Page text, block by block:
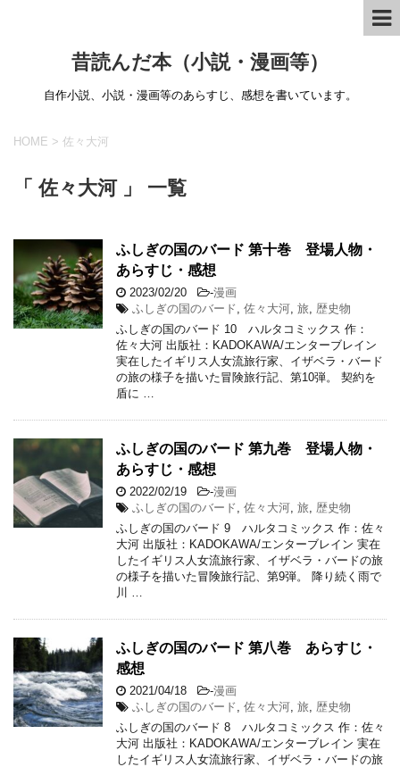
昔読んだ本（小説・漫画等）
自作小説、小説・漫画等のあらすじ、感想を書いています。
HOME > 佐々大河
「 佐々大河 」 一覧
ふしぎの国のバード 第十巻 登場人物・
あらすじ・感想
2023/02/20 -漫画
ふしぎの国のバード 佐々大河 旅 歴史物
ふしぎの国のバード 10 ハルタコミックス 作：
佐々大河 出版社：KADOKAWA/エンターブレイン
実在したイギリス人女流旅行家、イザベラ・バード
の旅の様子を描いた冒険旅行記、第10弾。 契約を
盾に …
ふしぎの国のバード 第九巻 登場人物・
あらすじ・感想
2022/02/19 -漫画
ふしぎの国のバード 佐々大河 旅 歴史物
ふしぎの国のバード 9 ハルタコミックス 作：佐々
大河 出版社：KADOKAWA/エンターブレイン 実在
したイギリス人女流旅行家、イザベラ・バードの旅
の様子を描いた冒険旅行記、第9弾。 降り続く雨で
川 …
ふしぎの国のバード 第八巻 あらすじ・
感想
2021/04/18 -漫画
ふしぎの国のバード 佐々大河 旅 歴史物
ふしぎの国のバード 8 ハルタコミックス 作：佐々
大河 出版社：KADOKAWA/エンターブレイン 実在
したイギリス人女流旅行家、イザベラ・バードの旅